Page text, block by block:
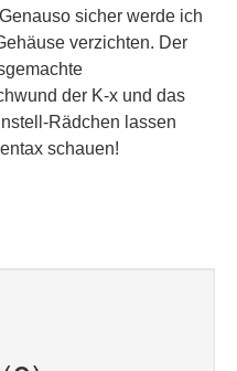
sicher werde ich
verzichten. Der
der K-x und das
Rädchen lassen
schauen!